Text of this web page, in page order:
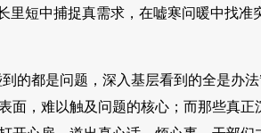
里短中捕捉真需求，在嘘寒问暖中找准
的都是问题，深入基层看到的全是办
面，难以触及问题的核心；而那些真正